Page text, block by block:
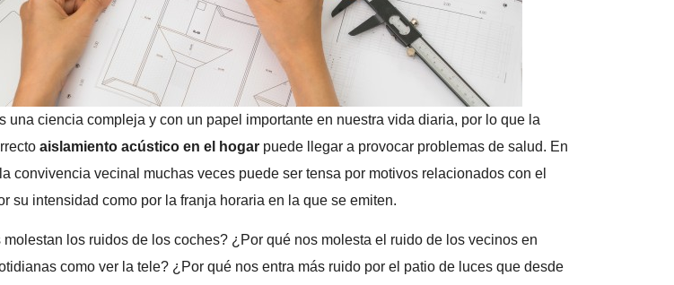
una ciencia compleja y con un papel importante en nuestra vida diaria, por lo que la
aislamiento acústico en el hogarpuede llegar a provocar problemas de salud. En
convivencia vecinal muchas veces puede ser tensa por motivos relacionados con el
su intensidad como por la franja horaria en la que se emiten.
molestan los ruidos de los coches? ¿Por qué nos molesta el ruido de los vecinos en
como ver la tele? ¿Por qué nos entra más ruido por el patio de luces que desde